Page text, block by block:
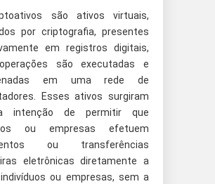
são ativos virtuais,
por criptografia, presentes
em registros digitais,
são executadas e
em uma rede de
Esses ativos surgiram
intenção de permitir que
ou empresas efetuem
ou transferências
eletrônicas diretamente a
ou empresas, sem a